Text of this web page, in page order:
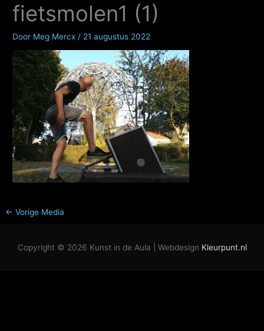
fietsmolen1 (1)
Door Meg Mercx / 21 augustus 2022
← Vorige Media
Copyright © 2026 Kunst in de Aula | Webdesign Kleurpunt.nl